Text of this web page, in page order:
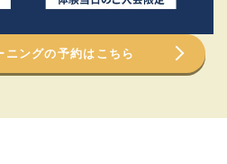
ニングの予約はこちら